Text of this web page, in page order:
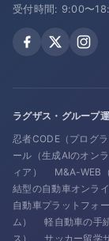
受付時間: 9:00〜
ラグザス・グループ
忍者CODE（プログ
ール（生成AIのオン
ィア）
M&A-WEB
結型の自動車オンラ
自動車プラットフォー
ム）
軽自動車の手
ス）
サッカー留学